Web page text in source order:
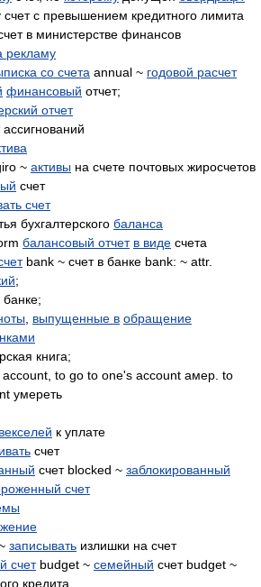
с превышением кредитного лимита
в министерстве финансов
рекламу
со счета annual ~ годовой расчет
финансовый отчет;
отчет
ассигнований
~ активы на счете почтовых жиросчетов
счет
счет
бухгалтерского баланса
балансовый отчет в виде счета
bank ~ счет в банке bank: ~ attr.
;
банке;
выпущенные в обращение
книга;
to go to one's account амер. to
умереть
к уплате
счет
счет blocked ~ заблокированный
счет
записывать излишки на счет
счетbudget ~ семейный счет budget ~
кредита